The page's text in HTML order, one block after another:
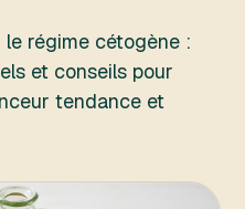
régime cétogène :
et conseils pour
tendance et